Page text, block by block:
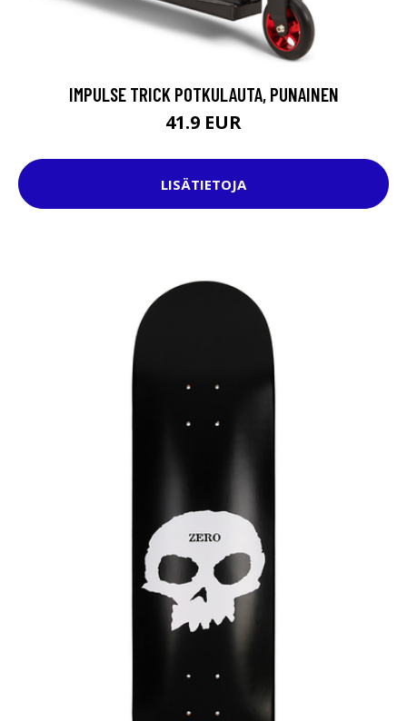
IMPULSE TRICK POTKULAUTA, PUNAINEN
41.9 EUR
LISÄTIETOJA